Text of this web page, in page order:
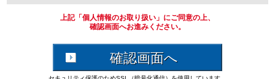
上記「個人情報のお取り扱い」にご同意の上、
確認画面へお進みください。